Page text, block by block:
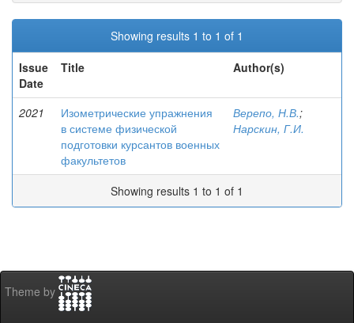
Showing results 1 to 1 of 1
Issue
Date
Title Author(s)
2021
Изометрические упражнения
в системе физической
подготовки курсантов военных
факультетов
Верепо, Н.В.;
Нарскин, Г.И.
Showing results 1 to 1 of 1
Theme by